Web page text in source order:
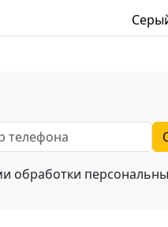
обработки